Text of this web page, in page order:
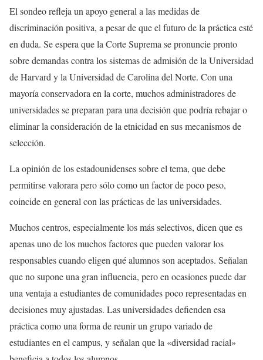
El sondeo refleja un apoyo general a las medidas de
discriminación positiva, a pesar de que el futuro de la práctica esté
en duda. Se espera que la Corte Suprema se pronuncie pronto
sobre demandas contra los sistemas de admisión de la Universidad
de Harvard y la Universidad de Carolina del Norte. Con una
mayoría conservadora en la corte, muchos administradores de
universidades se preparan para una decisión que podría rebajar o
eliminar la consideración de la etnicidad en sus mecanismos de
selección.
La opinión de los estadounidenses sobre el tema, que debe
permitirse valorara pero sólo como un factor de poco peso,
coincide en general con las prácticas de las universidades.
Muchos centros, especialmente los más selectivos, dicen que es
apenas uno de los muchos factores que pueden valorar los
responsables cuando eligen qué alumnos son aceptados. Señalan
que no supone una gran influencia, pero en ocasiones puede dar
una ventaja a estudiantes de comunidades poco representadas en
decisiones muy ajustadas. Las universidades defienden esa
práctica como una forma de reunir un grupo variado de
estudiantes en el campus, y señalan que la «diversidad racial»